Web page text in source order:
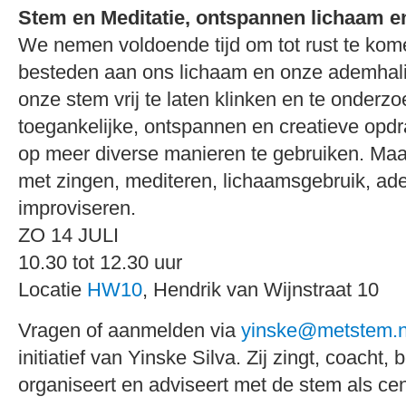
Stem en Meditatie, ontspannen lichaam
We nemen voldoende tijd om tot rust te
besteden aan ons lichaam en onze
onze stem vrij te laten klinken en te
toegankelijke, ontspannen en creatieve
op meer diverse manieren te gebruiken.
met zingen, mediteren, lichaamsgebruik,
improviseren.
ZO 14 JULI
10.30 tot 12.30 uur
Locatie HW10, Hendrik van Wijnstraat 10
Vragen of aanmelden via
initiatief van Yinske Silva. Zij zingt, coacht,
organiseert en adviseert met de stem als